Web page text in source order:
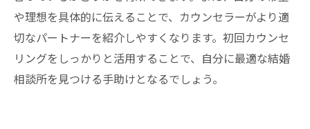
や理想を具体的に伝えることで、カウンセラーがより適
切なパートナーを紹介しやすくなります。初回カウンセ
リングをしっかりと活用することで、自分に最適な結婚
相談所を見つける手助けとなるでしょう。